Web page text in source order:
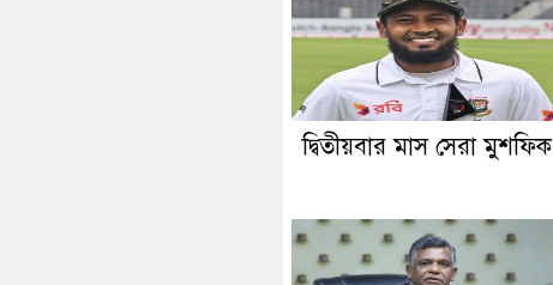
দ্বিতীয়বার মাস সেরা মুশফিক